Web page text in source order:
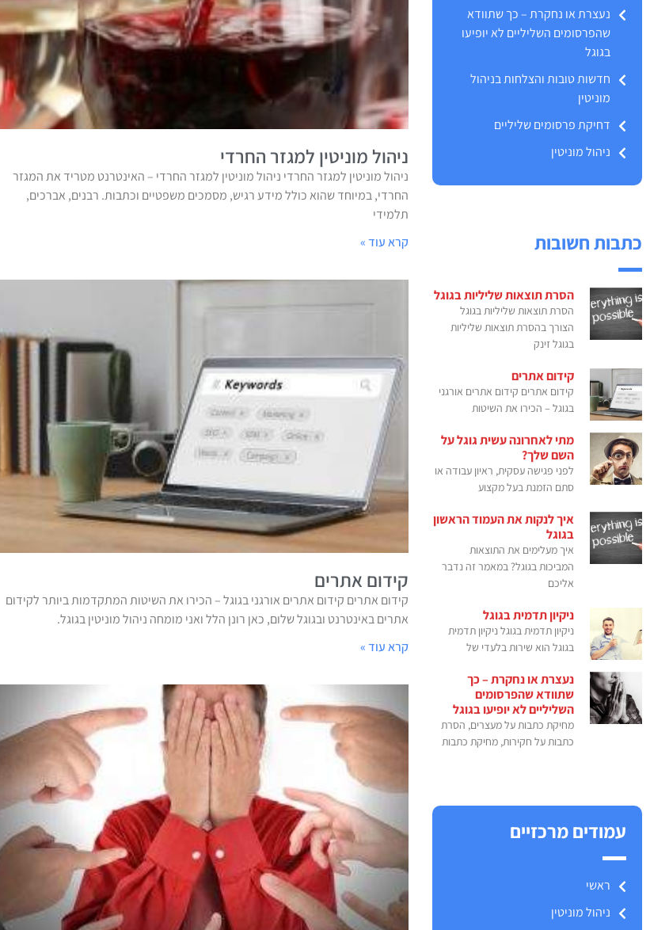
נעצרת או נחקרת – כך שתוודא
שהפרסומים השליליים לא יופיעו
בגוגל
חדשות טובות והצלחות בניהול
מוניטין
דחיקת פרסומים שליליים
ניהול מוניטין
כתבות חשובות
הסרת תוצאות שליליות בגוגל
הסרת תוצאות שליליות בגוגל
הצורך בהסרת תוצאות שליליות
בגוגל זינק
קידום אתרים
קידום אתרים קידום אתרים אורגני
בגוגל – הכירו את השיטות
מתי לאחרונה עשית גוגל על
השם שלך?
לפני פגישה עסקית, ראיון עבודה או
סתם הזמנת בעל מקצוע
איך לנקות את העמוד הראשון
בגוגל
איך מעלימים את התוצאות
המביכות בגוגל? במאמר זה נדבר
אליכם
ניקיון תדמית בגוגל
ניקיון תדמית בגוגל ניקיון תדמית
בגוגל הוא שירות בלעדי של
נעצרת או נחקרת – כך
שתוודא שהפרסומים
השליליים לא יופיעו בגוגל
מחיקת כתבות על מעצרים, הסרת
כתבות על חקירות, מחיקת כתבות
עמודים מרכזיים
ראשי
ניהול מוניטין
ניהול מוניטין למגזר החרדי
ניהול מוניטין למגזר החרדי ניהול מוניטין למגזר החרדי – האינטרנט מטריד את המגזר
החרדי, במיוחד שהוא כולל מידע רגיש, מסמכים משפטיים וכתבות. רבנים, אברכים,
תלמידי
קרא עוד »
קידום אתרים
קידום אתרים קידום אתרים אורגני בגוגל – הכירו את השיטות המתקדמות ביותר לקידום
אתרים באינטרנט ובגוגל שלום, כאן רונן הלל ואני מומחה ניהול מוניטין בגוגל.
קרא עוד »